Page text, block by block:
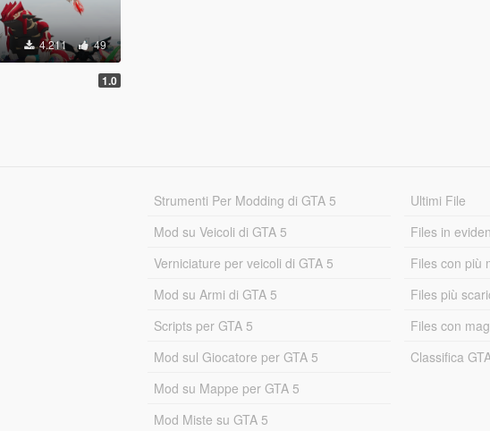
4.211 49
1.0
Strumenti Per Modding di GTA 5
Mod su Veicoli di GTA 5
Verniciature per veicoli di GTA 5
Mod su Armi di GTA 5
Scripts per GTA 5
Mod sul Giocatore per GTA 5
Mod su Mappe per GTA 5
Mod Miste su GTA 5
Ultimi File
Files in
Files con più
Files più
Files con
Classifica